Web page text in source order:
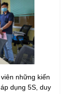
những kiến
dụng 5S, duy
đánh giá việc